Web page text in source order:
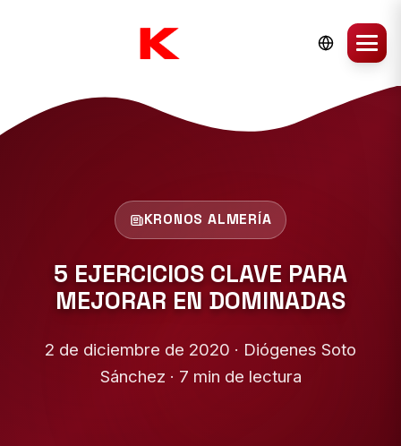
KRONOS ALMERÍA
5 EJERCICIOS CLAVE PARA
MEJORAR EN DOMINADAS
2 de diciembre de 2020 · Diógenes Soto
Sánchez · 7 min de lectura